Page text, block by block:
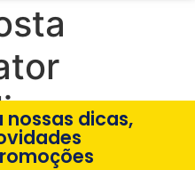
nossas dicas,